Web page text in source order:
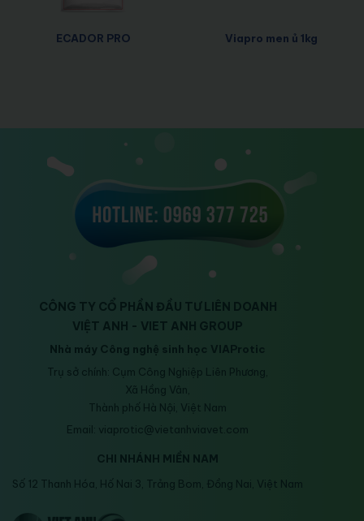
ECADOR PRO Viapro men ủ 1kg
CÔNG TY CỔ PHẦN ĐẦU TƯ LIÊN DOANH
VIỆT ANH - VIET ANH GROUP
Nhà máy Công nghệ sinh học VIAProtic
Trụ sở chính: Cụm Công Nghiệp Liên Phương,
Xã Hồng Vân,
Thành phố Hà Nội, Việt Nam
Email: viaprotic@vietanhviavet.com
CHI NHÁNH MIỀN NAM
Số 12 Thanh Hóa, Hố Nai 3, Trảng Bom, Đồng Nai, Việt Nam